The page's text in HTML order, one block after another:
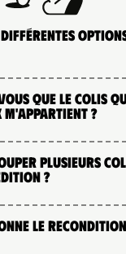
que le colis
?
plusieurs
?
le